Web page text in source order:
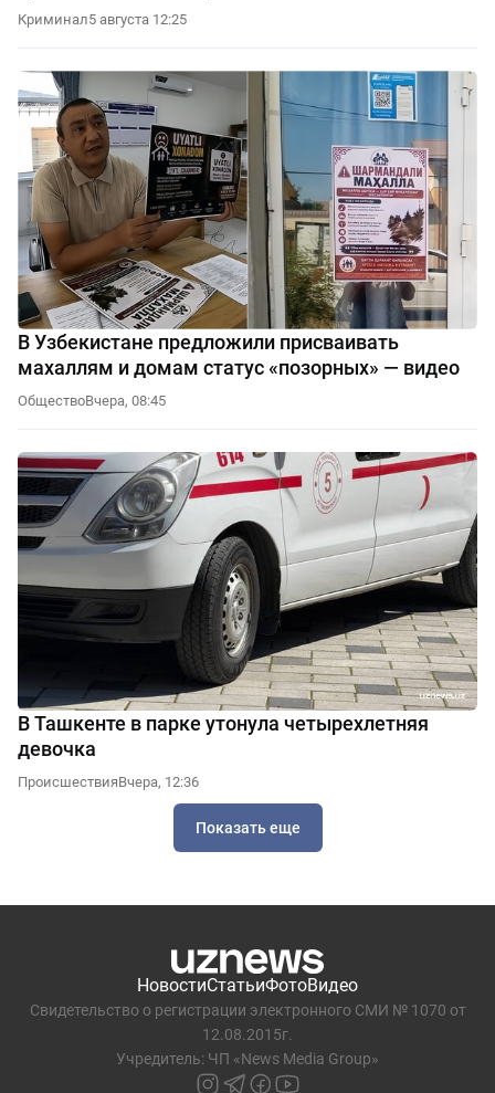
Криминал5 августа 12:25
В Узбекистане предложили присваивать
махаллям и домам статус «позорных» — видео
ОбществоВчера, 08:45
В Ташкенте в парке утонула четырехлетняя
девочка
ПроисшествияВчера, 12:36
Показать еще
НовостиСтатьиФотоВидео
Свидетельство о регистрации электронного СМИ № 1070 от
12.08.2015г.
Учредитель: ЧП «News Media Group»